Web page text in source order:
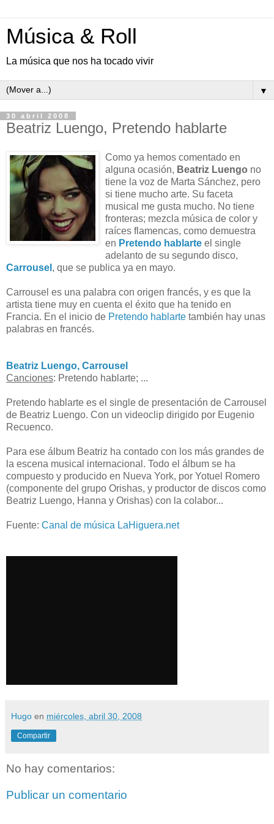
Música & Roll
La música que nos ha tocado vivir
▼
30 abril 2008
Beatriz Luengo, Pretendo hablarte
Como ya hemos comentado en
alguna ocasión, Beatriz Luengo no
tiene la voz de Marta Sánchez, pero
si tiene mucho arte. Su faceta
musical me gusta mucho. No tiene
fronteras; mezcla música de color y
raíces flamencas, como demuestra
en Pretendo hablarte el single
adelanto de su segundo disco,
Carrousel , que se publica ya en mayo.
Carrousel es una palabra con origen francés, y es que la
artista tiene muy en cuenta el éxito que ha tenido en
Francia. En el inicio de Pretendo hablarte también hay unas
palabras en francés.
Beatriz Luengo, Carrousel
Canciones: Pretendo hablarte; ...
Pretendo hablarte es el single de presentación de Carrousel
de Beatriz Luengo. Con un videoclip dirigido por Eugenio
Recuenco.
Para ese álbum Beatriz ha contado con los más grandes de
la escena musical internacional. Todo el álbum se ha
compuesto y producido en Nueva York, por Yotuel Romero
(componente del grupo Orishas, y productor de discos como
Beatriz Luengo, Hanna y Orishas) con la colabor...
Fuente: Canal de música LaHiguera.net
Hugo en miércoles, abril 30, 2008
Compartir
No hay comentarios:
Publicar un comentario